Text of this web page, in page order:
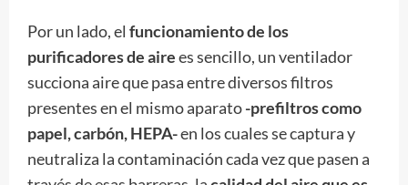
Por un lado, el funcionamiento de los
purificadores de airees sencillo, un ventilador
succiona aire que pasa entre diversos filtros
presentes en el mismo aparato-prefiltros como
papel, carbón, HEPA-en los cuales se captura y
neutraliza la contaminación cada vez que pasen a